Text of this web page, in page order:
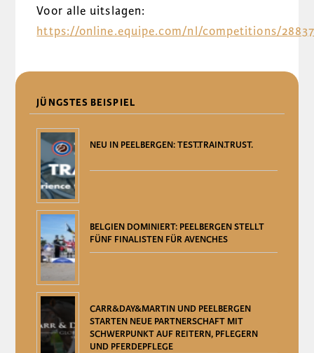
Voor alle uitslagen:
https://online.equipe.com/nl/competitions/
JÜNGSTES BEISPIEL
NEU IN PEELBERGEN: TEST.TRAIN.TRUST.
BELGIEN DOMINIERT: PEELBERGEN STELLT
FÜNF FINALISTEN FÜR AVENCHES
CARR&DAY&MARTIN UND PEELBERGEN
STARTEN NEUE PARTNERSCHAFT MIT
SCHWERPUNKT AUF REITERN, PFLEGERN
UND PFERDEPFLEGE